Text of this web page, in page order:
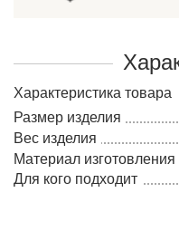
Характеристика товара
Размер изделия
Вес изделия
Материал изготовления
Для кого подходит